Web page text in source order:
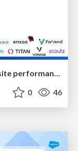
[Polish Dreamin 2026] Boost your site performance with Experience Delivery for LWR
0 46